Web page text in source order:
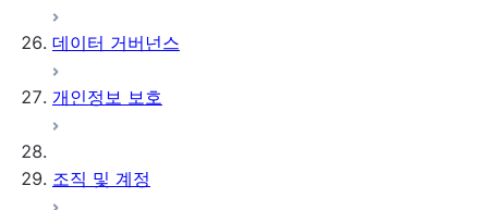
데이터 거버넌스
개인정보 보호
조직 및 계정